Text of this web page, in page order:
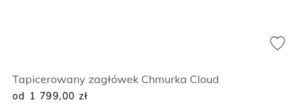
Tapicerowany zagłówek Chmurka Cloud
od 1 799,00 zł